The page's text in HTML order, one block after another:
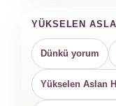
YÜKSELEN
Dünkü yorum
Yükselen Aslan